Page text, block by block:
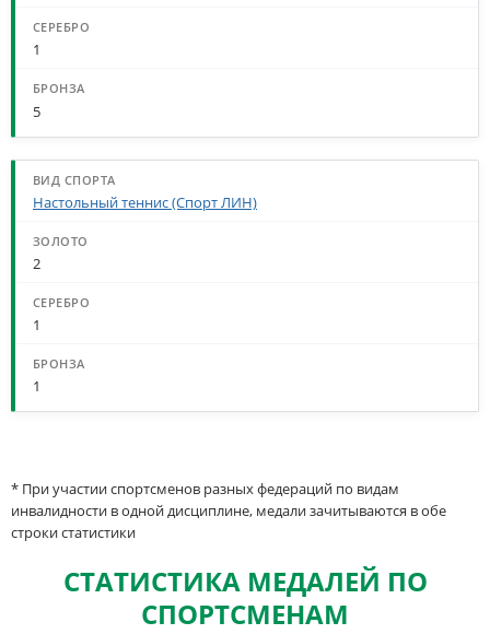
1
5
Настольный теннис (Спорт ЛИН)
2
1
1
* При участии спортсменов разных федераций по видам
инвалидности в одной дисциплине, медали зачитываются в обе
строки статистики
СТАТИСТИКА МЕДАЛЕЙ ПО
СПОРТСМЕНАМ